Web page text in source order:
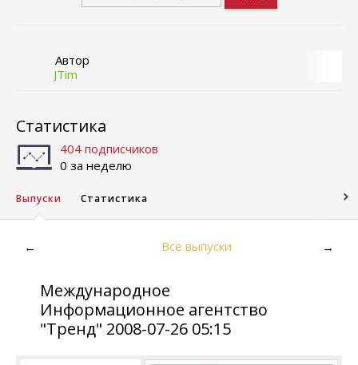
Автор
JTim
Статистика
404 подписчиков
0 за неделю
Выпуски Статистика
← Все выпуски →
Международное
Информационное агентство
"Тренд" 2008-07-26 05:15